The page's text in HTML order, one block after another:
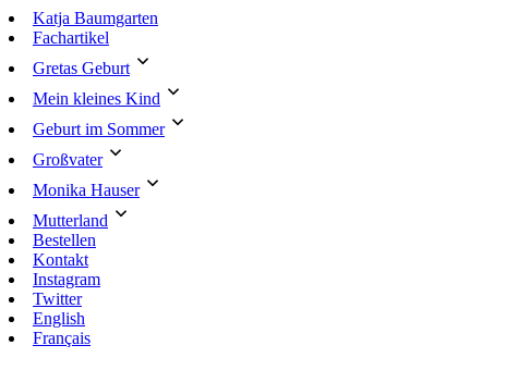
Zum
Inhalt
Katja Baumgarten
Fachartikel
Gretas Geburt
Mein kleines Kind
Geburt im Sommer
Großvater
Monika Hauser
Mutterland
Bestellen
Kontakt
Instagram
Twitter
English
Français